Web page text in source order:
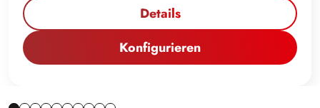
Details
Konfigurieren